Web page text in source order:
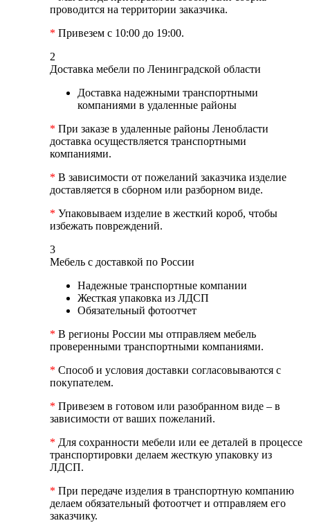
проводится на территории заказчика.
* Привезем с 10:00 до 19:00.
2
Доставка мебели по Ленинградской области
Доставка надежными транспортными
компаниями в удаленные районы
* При заказе в удаленные районы Ленобласти
доставка осуществляется транспортными
компаниями.
* В зависимости от пожеланий заказчика изделие
доставляется в сборном или разборном виде.
* Упаковываем изделие в жесткий короб, чтобы
избежать повреждений.
3
Мебель с доставкой по России
Надежные транспортные компании
Жесткая упаковка из ЛДСП
Обязательный фотоотчет
* В регионы России мы отправляем мебель
проверенными транспортными компаниями.
* Способ и условия доставки согласовываются с
покупателем.
* Привезем в готовом или разобранном виде – в
зависимости от ваших пожеланий.
* Для сохранности мебели или ее деталей в процессе
транспортировки делаем жесткую упаковку из
ЛДСП.
* При передаче изделия в транспортную компанию
делаем обязательный фотоотчет и отправляем его
заказчику.